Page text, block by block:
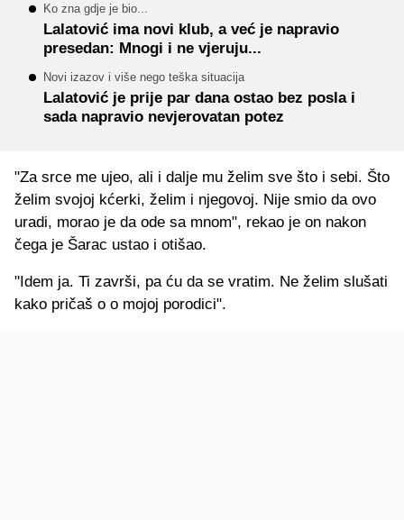
Ko zna gdje je bio...
Lalatović ima novi klub, a već je napravio
presedan: Mnogi i ne vjeruju...
Novi izazov i više nego teška situacija
Lalatović je prije par dana ostao bez posla i
sada napravio nevjerovatan potez
"Za srce me ujeo, ali i dalje mu želim sve što i sebi. Što
želim svojoj kćerki, želim i njegovoj. Nije smio da ovo
uradi, morao je da ode sa mnom", rekao je on nakon
čega je Šarac ustao i otišao.
"Idem ja. Ti završi, pa ću da se vratim. Ne želim slušati
kako pričaš o o mojoj porodici".